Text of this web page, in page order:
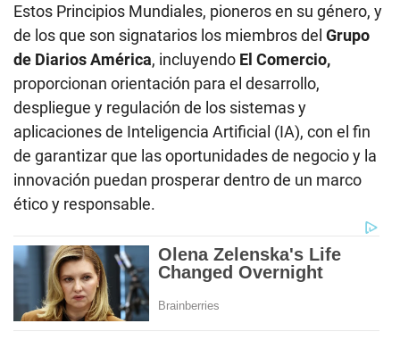
Estos Principios Mundiales, pioneros en su género, y
de los que son signatarios los miembros del Grupo
de Diarios América, incluyendo El Comercio,
proporcionan orientación para el desarrollo,
despliegue y regulación de los sistemas y
aplicaciones de Inteligencia Artificial (IA), con el fin
de garantizar que las oportunidades de negocio y la
innovación puedan prosperar dentro de un marco
ético y responsable.